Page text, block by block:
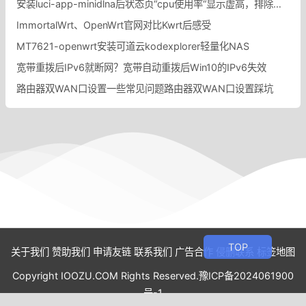
安装luci-app-minidlna后状态页“cpu使用率“显示虚高，排除过程记录。
ImmortalWrt、OpenWrt官网对比Kwrt后感受
MT7621-openwrt安装可道云kodexplorer轻量化NAS
宽带重拨后IPv6就断网？宽带自动重拨后Win10的IPv6失效
路由器双WAN口设置一些常见问题路由器双WAN口设置踩坑
关于我们 赞助我们 申请友链 联系我们 广告合作 侵删联系 标签地图
Copyright IOOZU.COM Rights Reserved.豫ICP备2024061900
号-1